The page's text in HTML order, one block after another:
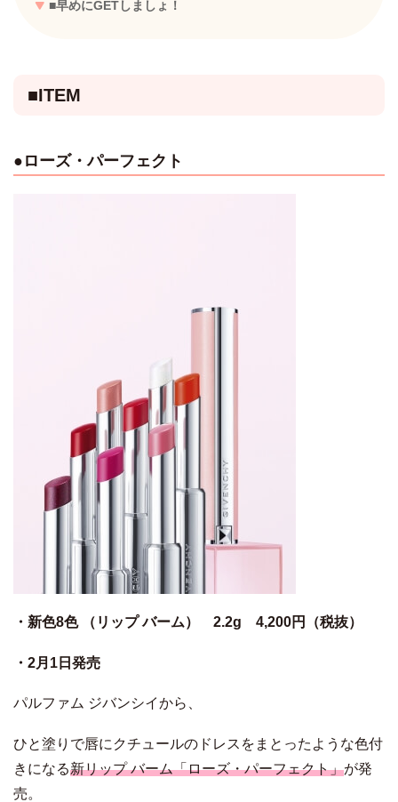
■早めにGETしましょ！
■ITEM
●ローズ・パーフェクト
・新色8色 （リップ バーム） 2.2g 4,200円（税抜）
・2月1日発売
パルファム ジバンシイから、
ひと塗りで唇にクチュールのドレスをまとったような色付
きになる新リップ バーム「ローズ・パーフェクト」が発
売。